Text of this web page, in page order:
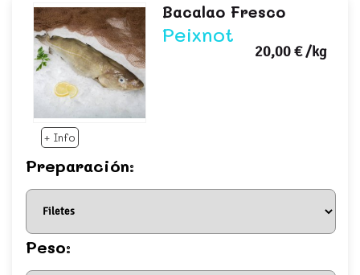
+ Info
Bacalao Fresco
Peixnot
20,00 €/kg
Preparación:
Peso: